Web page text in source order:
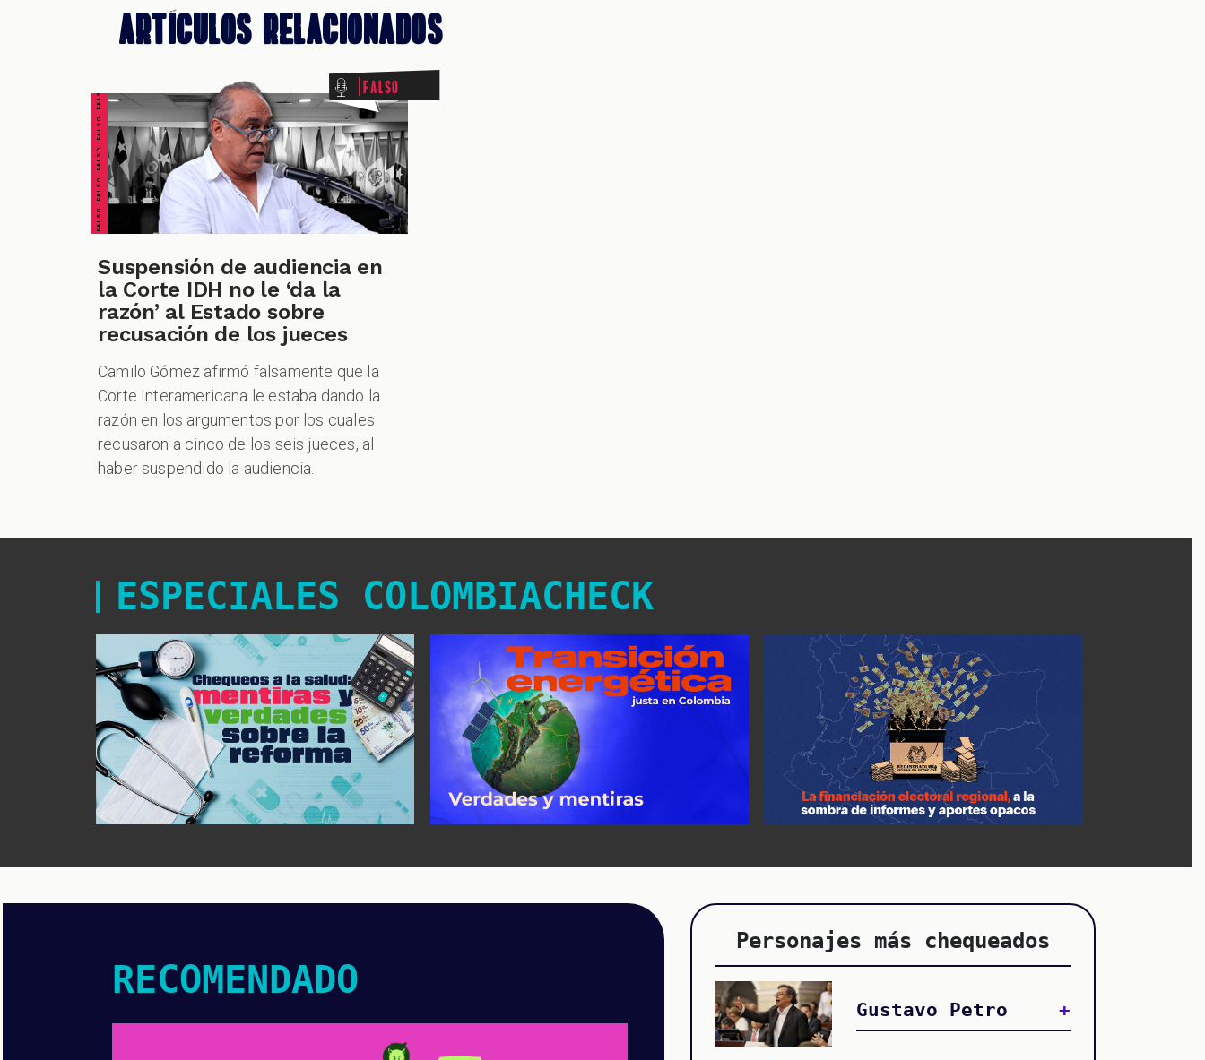
Artículos Relacionados
FALSO FALSO FALSO FALSO FALSO FALSO FALSO Falso
Suspensión de audiencia en
la Corte IDH no le ‘da la
razón’ al Estado sobre
recusación de los jueces
Camilo Gómez afirmó falsamente que la
Corte Interamericana le estaba dando la
razón en los argumentos por los cuales
recusaron a cinco de los seis jueces, al
haber suspendido la audiencia.
ESPECIALES COLOMBIACHECK
RECOMENDADO
Personajes más chequeados
Gustavo Petro